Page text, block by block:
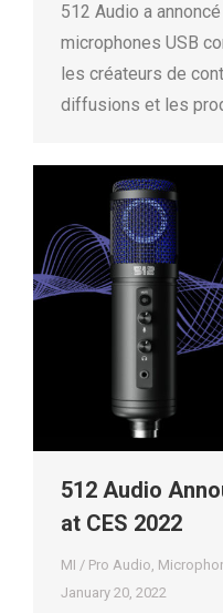
512 Audio a
microphones USB
les créateurs de
diffusions et les
512 Audio
at CES 2022
MI / Pro Audio,
January 20, 2022